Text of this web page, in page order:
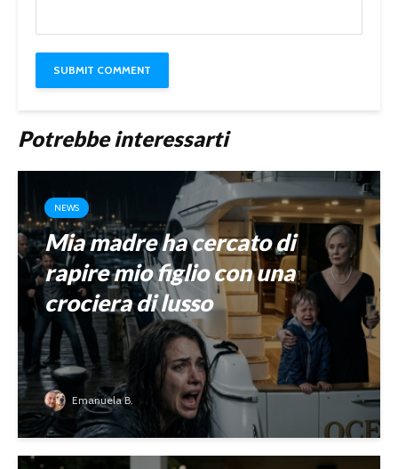
Potrebbe interessarti
NEWS
Mia madre ha cercato di
rapire mio figlio con una
crociera di lusso
Emanuela B.